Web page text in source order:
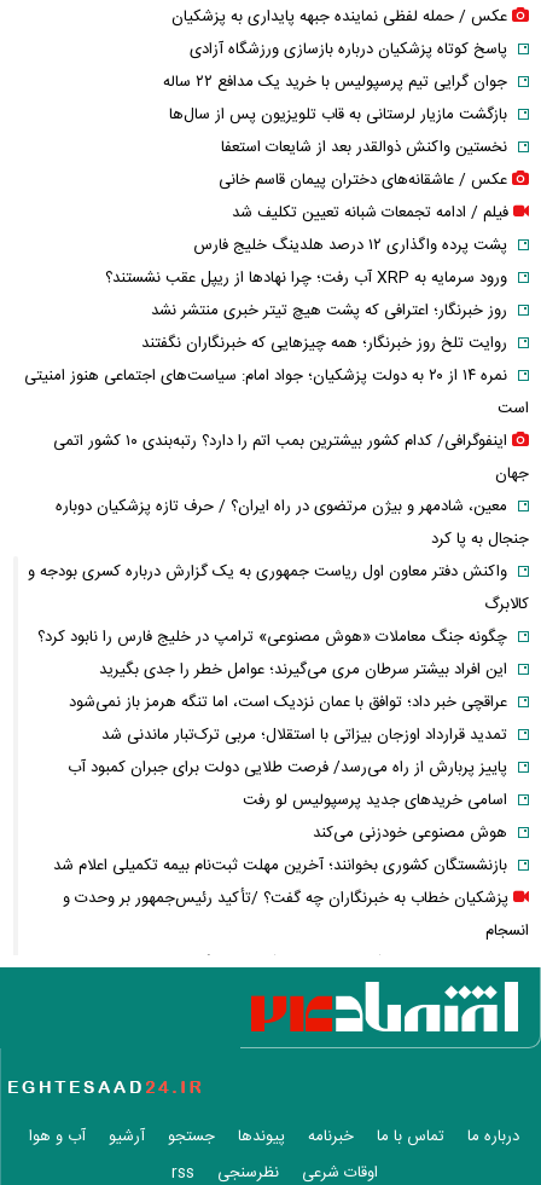
عکس / حمله لفظی نماینده جبهه پایداری به پزشکیان
پاسخ کوتاه پزشکیان درباره بازسازی ورزشگاه آزادی
جوان گرایی تیم پرسپولیس با خرید یک مدافع ۲۲ ساله
بازگشت مازیار لرستانی به قاب تلویزیون پس از سال‌ها
نخستین واکنش ذوالقدر بعد از شایعات استعفا
عکس / عاشقانه‌های دختران پیمان قاسم خانی
فیلم / ادامه تجمعات شبانه تعیین تکلیف شد
پشت پرده واگذاری ۱۲ درصد هلدینگ خلیج فارس
ورود سرمایه به XRP آب رفت؛ چرا نهادها از ریپل عقب نشستند؟
روز خبرنگار؛ اعترافی که پشت هیچ تیتر خبری منتشر نشد
روایت تلخ روز خبرنگار؛ همه چیزهایی که خبرنگاران نگفتند
نمره ۱۴ از ۲۰ به دولت پزشکیان؛ جواد امام: سیاست‌های اجتماعی هنوز امنیتی
است
اینفوگرافی/ کدام کشور بیشترین بمب اتم را دارد؟ رتبه‌بندی ۱۰ کشور اتمی
جهان
معین، شادمهر و بیژن مرتضوی در راه ایران؟ / حرف تازه پزشکیان دوباره
جنجال به پا کرد
واکنش دفتر معاون اول ریاست جمهوری به یک گزارش درباره کسری بودجه و
کالابرگ
چگونه جنگ معاملات «هوش مصنوعی» ترامپ در خلیج فارس را نابود کرد؟
این افراد بیشتر سرطان مری می‌گیرند؛ عوامل خطر را جدی بگیرید
عراقچی خبر داد؛ توافق با عمان نزدیک است، اما تنگه هرمز باز نمی‌شود
تمدید قرارداد اوزجان بیزاتی با استقلال؛ مربی ترک‌تبار ماندنی شد
پاییز پربارش از راه می‌رسد/ فرصت طلایی دولت برای جبران کمبود آب
اسامی خریدهای جدید پرسپولیس لو رفت
هوش مصنوعی خودزنی می‌کند
بازنشستگان کشوری بخوانند؛ آخرین مهلت ثبت‌نام بیمه تکمیلی اعلام شد
پزشکیان خطاب به خبرنگاران چه گفت؟ /تأکید رئیس‌جمهور بر وحدت و
انسجام
شوک تازه به اقتصاد آمریکا / بازار کار آمریکا غافلگیر شد
لیونل مسی عزادار شد + عکس
جوراب‌های شهباز شریف خبرساز شد
کلثوم اکبری در آستانه قصاص؛ ۱۰ حکم قصاص صادر شد، تصمیم نهایی با
دیوان عالی
کوبا در تاریکی فرو رفت؛ برق کل کشور قطع شد
درباره ما تماس با ما خبرنامه پیوندها جستجو آرشیو
آب و هوا
اوقات شرعی
نظرسنجی rss